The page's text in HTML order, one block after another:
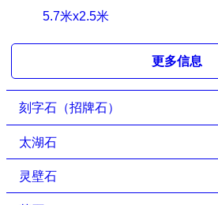
5.7米x2.5米
更多信息
刻字石（招牌石）
太湖石
灵壁石